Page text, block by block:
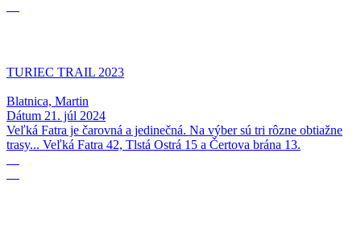
TURIEC TRAIL 2023
Blatnica, Martin
Dátum 21. júl 2024
Veľká Fatra je čarovná a jedinečná. Na výber sú tri rôzne obtiažne
trasy... Veľká Fatra 42, Tlstá Ostrá 15 a Čertova brána 13.